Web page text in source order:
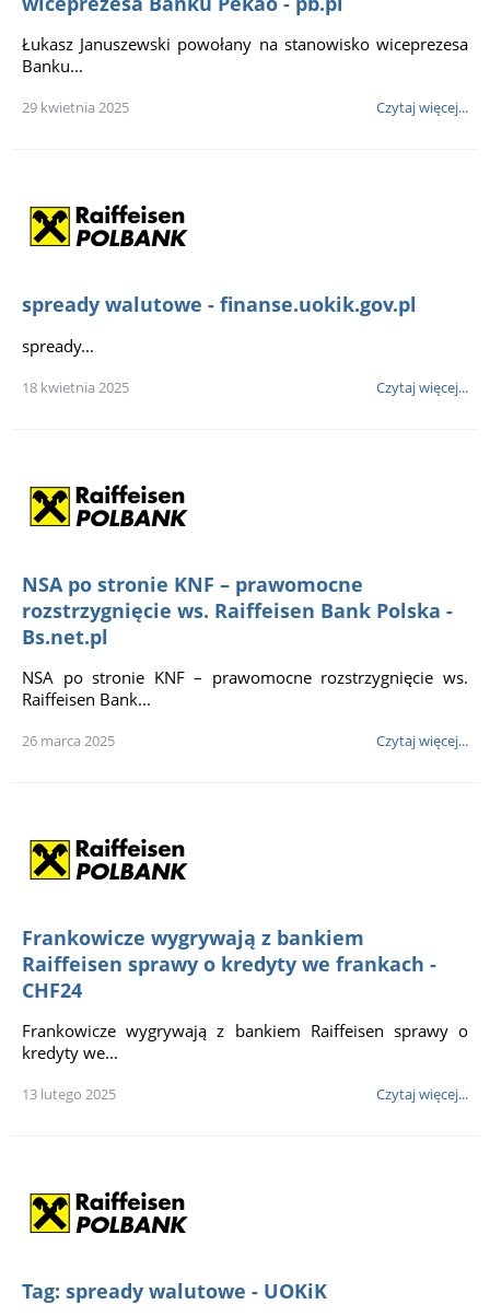
Łukasz Januszewski powołany na stanowisko wiceprezesa
Banku...
29 kwietnia 2025 Czytaj więcej...
spready walutowe - finanse.uokik.gov.pl
spready...
18 kwietnia 2025 Czytaj więcej...
NSA po stronie KNF – prawomocne
rozstrzygnięcie ws. Raiffeisen Bank Polska -
Bs.net.pl
NSA po stronie KNF – prawomocne rozstrzygnięcie ws.
Raiffeisen Bank...
26 marca 2025 Czytaj więcej...
Frankowicze wygrywają z bankiem
Raiffeisen sprawy o kredyty we frankach -
CHF24
Frankowicze wygrywają z bankiem Raiffeisen sprawy o
kredyty we...
13 lutego 2025 Czytaj więcej...
Tag: spready walutowe - UOKiK